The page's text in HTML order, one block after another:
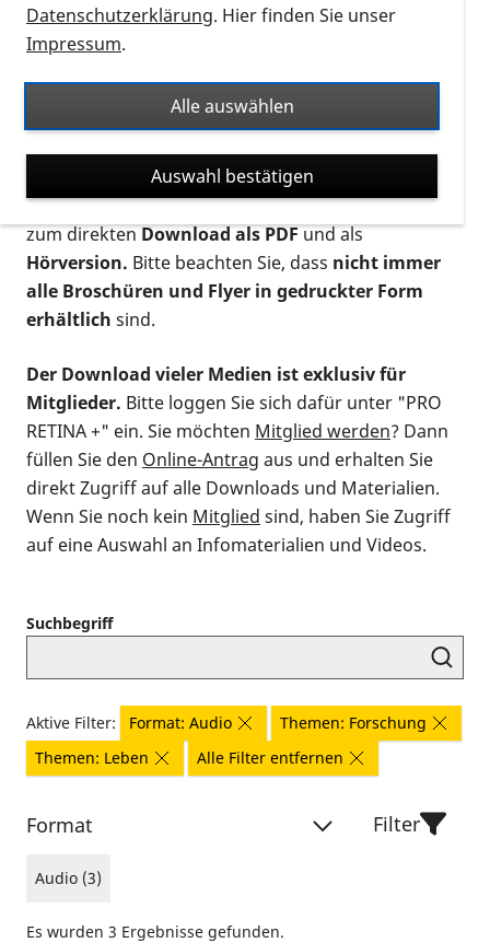
Auf dieser Seite finden Sie sämtliches Infomaterial
Ort. Nutzen Sie den Formatfilter, um ausschließlich
nach Flyern und Broschüren, Audios oder Videos zu
suchen. Die meisten Flyer und Broschüren werden in
verschiedenen Formaten angeboten: zur
postalischen Bestellung als gedruckte Variante
zum direktenDownload als PDFund als
Hörversion. Bitte beachten Sie, dass nicht immer
alle Broschüren und Flyer in gedruckter Form
erhältlich sind.
Der Download vieler Medien ist exklusiv für
Mitglieder. Bitte loggen Sie sich dafür unter "PRO
RETINA +" ein. Sie möchten Mitglied werden? Dann
füllen Sie den Online-Antrag aus und erhalten Sie
direkt Zugriff auf alle Downloads und Materialien.
Wenn Sie noch kein Mitglied sind, haben Sie Zugriff
auf eine Auswahl an Infomaterialien und Videos.
Suchbegriff
Aktive Filter: Format: Audio
Themen: Forschung
Themen: Leben
Alle Filter entfernen
Format
Audio (3)
Filter
Es wurden 3 Ergebnisse gefunden.
Datenschutzerklärung. Hier finden Sie unser
Impressum.
Alle auswählen
Auswahl bestätigen